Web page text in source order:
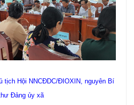
tịch Hội NNCĐDC/ĐIOXIN, nguyên Bí
Đảng ủy xã